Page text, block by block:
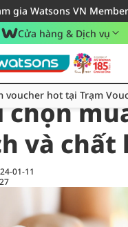
gia Watsons VN
giao hàng cho đơn hàng
24h - Áp dụng khu vực
Cửa hàng & Dịch vụ
Thu thập thêm voucher hot tại Trạm Voucher
voucher hot tại Trạm
chọn
và chất
01-11